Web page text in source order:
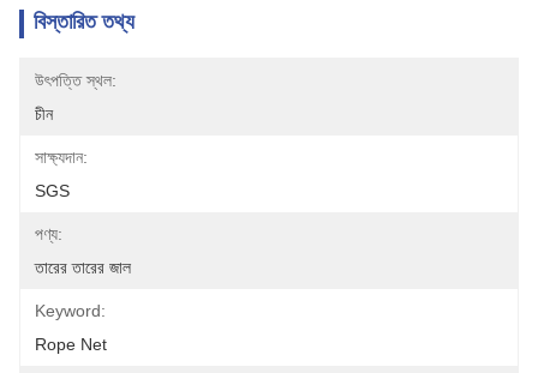
বিস্তারিত তথ্য
উৎপত্তি স্থল:
চীন
সাক্ষ্যদান:
SGS
পণ্য:
তারের তারের জাল
Keyword:
Rope Net